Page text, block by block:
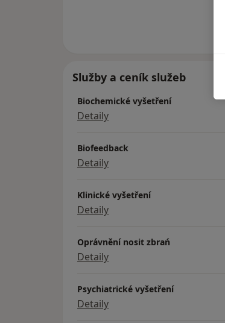
Služby a ceník služeb
Biochemické vyšetření
Detaily
Biofeedback
Detaily
Klinické vyšetření
Detaily
Oprávnění nosit zbrań
Detaily
Psychiatrické vyšetření
Detaily